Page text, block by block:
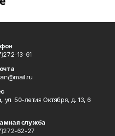
13-61
ул. 50-летия Октября, д. 13, 6
служба
62-27